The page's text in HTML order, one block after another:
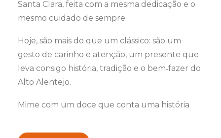
Santa Clara, feita com a mesma dedicação e o
mesmo cuidado de sempre.
Hoje, são mais do que um clássico: são um
gesto de carinho e atenção, um presente que
leva consigo história, tradição e o bem‑fazer do
Alto Alentejo.
Mime com um doce que conta uma história